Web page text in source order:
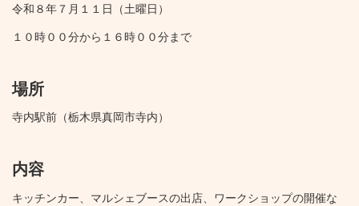
令和８年７月１１日（土曜日）
１０時００分から１６時００分まで
場所
寺内駅前（栃木県真岡市寺内）
内容
キッチンカー、マルシェブースの出店、ワークショップの開催な